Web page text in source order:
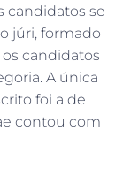
candidatos se
júri, formado
candidatos
A única
foi a de
contou com